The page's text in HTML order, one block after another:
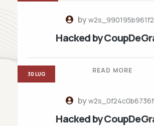
byw2s_990195b961f2
Hacked by
READ MORE
byw2s_0f24c0b6736f
Hacked by
30 LUG